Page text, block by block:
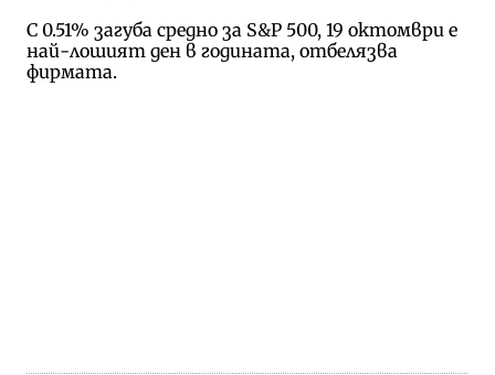
С 0.51% загуба средно за S&P 500, 19 октомври е
най-лошият ден в годината, отбелязва
фирмата.